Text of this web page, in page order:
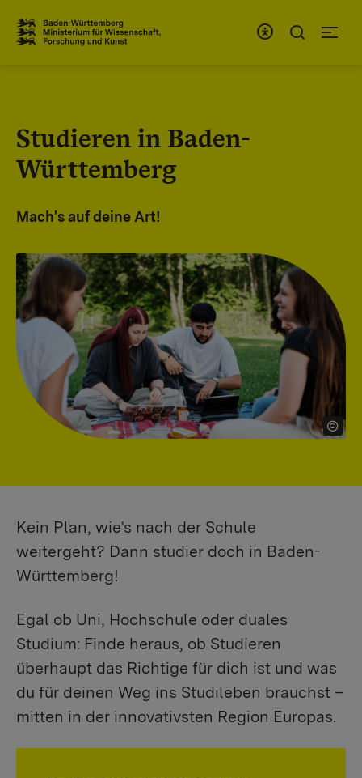
Studieren in Baden-
Württemberg
Mach's auf deine Art!
Kein Plan, wie’s nach der Schule
weitergeht? Dann studier doch in Baden-
Württemberg!
Egal ob Uni, Hochschule oder duales
Studium: Finde heraus, ob Studieren
überhaupt das Richtige für dich ist und was
du für deinen Weg ins Studileben brauchst –
mitten in der innovativsten Region Europas.